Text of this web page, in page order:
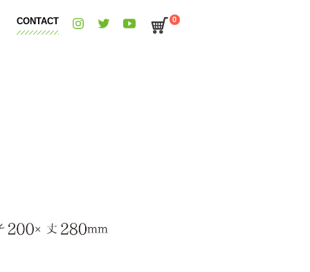
CONTACT 0